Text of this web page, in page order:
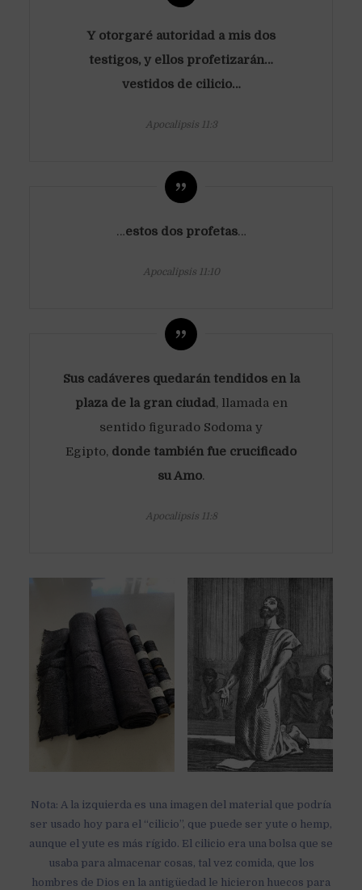
Y otorgaré autoridad a mis dos
testigos, y ellos profetizarán…
vestidos de cilicio…
Apocalipsis 11:3
…estos dos profetas…
Apocalipsis 11:10
Sus cadáveres quedarán tendidos en la
plaza de la gran ciudad, llamada en
sentido figurado Sodoma y
Egipto, donde también fue crucificado
su Amo.
Apocalipsis 11:8
Nota: A la izquierda es una imagen del material que podría
ser usado hoy para el “cilicio”, que puede ser yute o hemp,
aunque el yute es más rígido. El cilicio era una bolsa que se
usaba para almacenar cosas, tal vez comida, que los
hombres de Dios en la antigüedad le hicieron huecos para